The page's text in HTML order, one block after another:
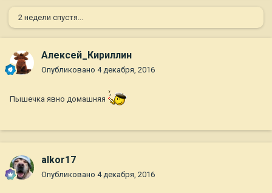
2 недели спустя...
Алексей_Кириллин
Опубликовано 4 декабря, 2016
Пышечка явно домашняя
alkor17
Опубликовано 4 декабря, 2016